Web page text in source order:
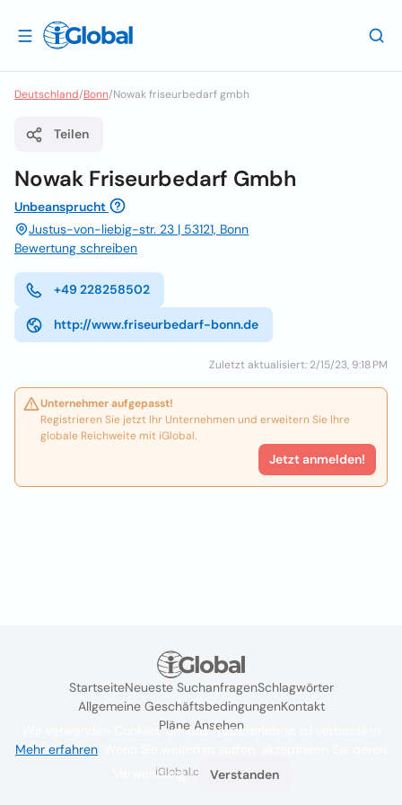
Deutschland/Bonn/Nowak friseurbedarf gmbh
Teilen
Nowak Friseurbedarf Gmbh
Unbeansprucht
Justus-von-liebig-str. 23 | 53121, Bonn
Bewertung schreiben
+49 228258502
http://www.friseurbedarf-bonn.de
Zuletzt aktualisiert: 2/15/23, 9:18 PM
Unternehmer aufgepasst!
Registrieren Sie jetzt Ihr Unternehmen und erweitern Sie Ihre
globale Reichweite mit iGlobal.
Jetzt anmelden!
StartseiteNeueste SuchanfragenSchlagwörter
Allgemeine GeschäftsbedingungenKontakt
Pläne Ansehen
iGlobal.co @ 2024
Wir verwenden Cookies, um das Nutzererlebnis zu verbessern
Mehr erfahren
Verwendung.
Verstanden